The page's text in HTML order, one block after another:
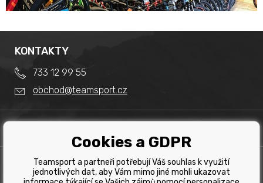
Obchodní podmínky
Splátkový prodej
Reklamace
PRODEJNA
Team Sport - Tomáš Binar
KONTAKTY
733 12 99 55
obchod@teamsport.cz
Cookies a GDPR
Teamsport a partneři potřebují Váš souhlas k využití
jednotlivých dat, aby Vám mimo jiné mohli ukazovat